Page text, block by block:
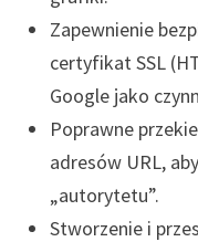
Zapewnienie
certyfikat SSL
Google jako
Poprawne
adresów URL,
„autorytetu”.
Stworzenie i